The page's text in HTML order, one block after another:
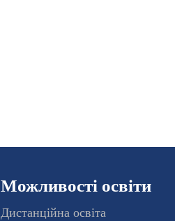
Можливості освіти
Дистанційна освіта